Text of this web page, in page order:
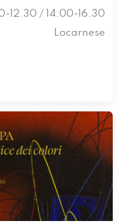
12.30 / 14.00-16.30
Locarnese